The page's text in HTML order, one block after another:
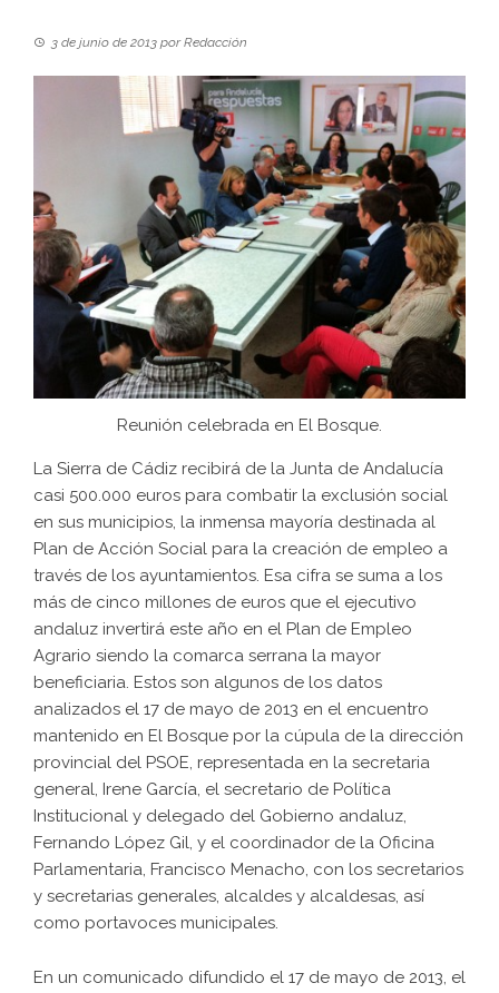
3 de junio de 2013 porRedacción
Reunión celebrada en El Bosque.
La Sierra de Cádiz recibirá de la Junta de Andalucía
casi 500.000 euros para combatir la exclusión social
en sus municipios, la inmensa mayoría destinada al
Plan de Acción Social para la creación de empleo a
través de los ayuntamientos. Esa cifra se suma a los
más de cinco millones de euros que el ejecutivo
andaluz invertirá este año en el Plan de Empleo
Agrario siendo la comarca serrana la mayor
beneficiaria. Estos son algunos de los datos
analizados el 17 de mayo de 2013 en el encuentro
mantenido en El Bosque por la cúpula de la dirección
provincial del PSOE, representada en la secretaria
general, Irene García, el secretario de Política
Institucional y delegado del Gobierno andaluz,
Fernando López Gil, y el coordinador de la Oficina
Parlamentaria, Francisco Menacho, con los secretarios
y secretarias generales, alcaldes y alcaldesas, así
como portavoces municipales.
En un comunicado difundido el 17 de mayo de 2013, el